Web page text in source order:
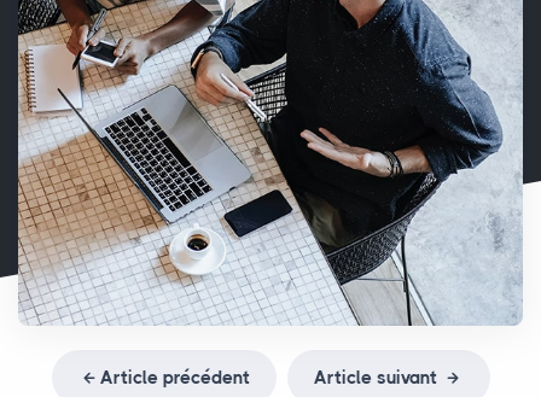
Article précédent Article suivant